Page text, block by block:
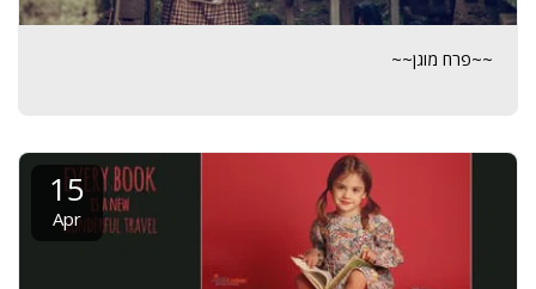
~~פרח מוגן~~
15
Apr